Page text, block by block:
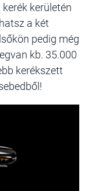
kerületén
a két
pedig még
kb. 35.000
kerékszett